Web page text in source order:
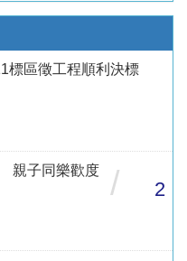
標區徵工程順利決標
親子同樂歡度
/ 2